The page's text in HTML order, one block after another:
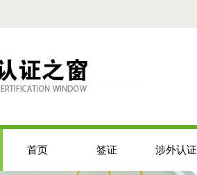
首页 签证 涉外认证